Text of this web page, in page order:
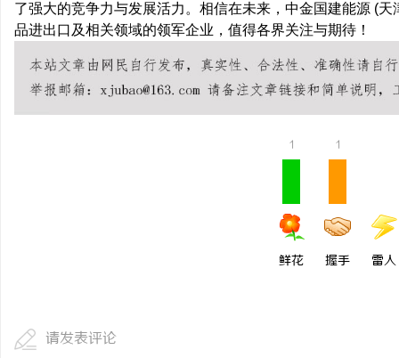
了强大的竞争力与发展活力。相信在未来，中金国建能源 (
品进出口及相关领域的领军企业，值得各界关注与期待！
1
鲜花
1
握手 雷人
请发表评论
激光切管机：现代制造